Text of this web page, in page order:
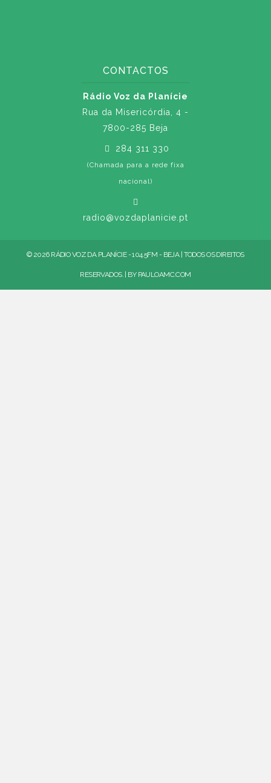
CONTACTOS
Rádio Voz da Planície
Rua da Misericórdia, 4 -
7800-285 Beja
284 311 330
(Chamada para a rede fixa
nacional)
radio@vozdaplanicie.pt
© 2026 RÁDIO VOZ DA PLANÍCIE - 104.5FM - BEJA | TODOS OS DIREITOS
RESERVADOS. | BY PAULOAMC.COM